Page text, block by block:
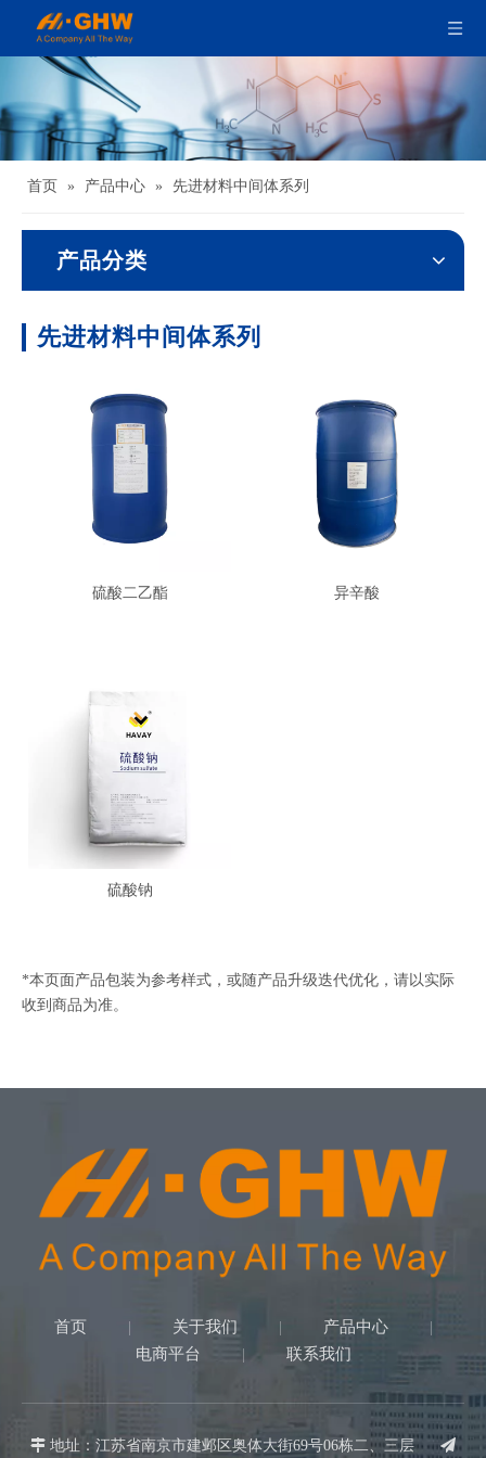
首页 » 产品中心 » 先进材料中间体系列
产品分类
先进材料中间体系列
硫酸二乙酯 异辛酸
硫酸钠
*本页面产品包装为参考样式，或随产品升级迭代优化，请以实际
收到商品为准。
首页 关于我们 产品中心
电商平台 联系我们
 地址：江苏省南京市建邺区奥体大街69号06栋二、三层